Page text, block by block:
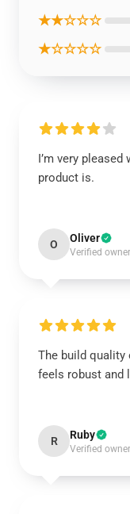
★★☆☆☆
★☆☆☆☆
I’m very
product is.
O Oliver
Verified owner
The build
feels robust and
R Ruby
Verified owner